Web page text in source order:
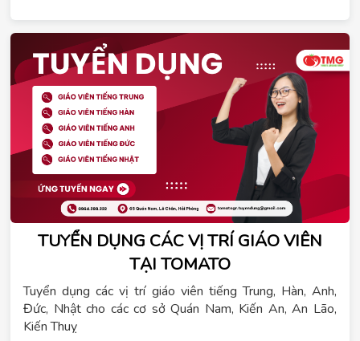
TUYỂN DỤNG CÁC VỊ TRÍ GIÁO VIÊN
TẠI TOMATO
Tuyển dụng các vị trí giáo viên tiếng Trung, Hàn, Anh,
Đức, Nhật cho các cơ sở Quán Nam, Kiến An, An Lão,
Kiến Thuỵ